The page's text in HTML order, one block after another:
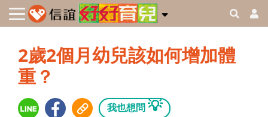
2歲2個月幼兒該如何增加體
重？
我也想問 💡